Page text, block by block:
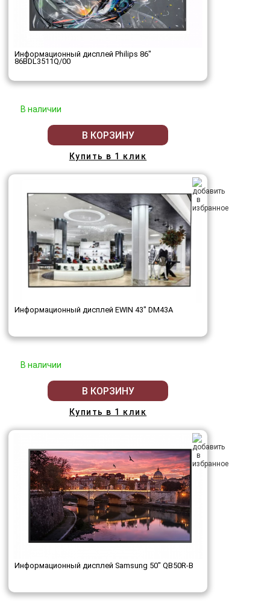
Информационный дисплей Philips 86"
86BDL3511Q/00
В наличии
В КОРЗИНУ
Купить в 1 клик
Информационный дисплей EWIN 43" DM43A
В наличии
В КОРЗИНУ
Купить в 1 клик
Информационный дисплей Samsung 50" QB50R-B